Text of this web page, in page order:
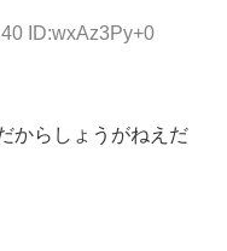
ID:wxAz3Py+0
からしょうがねえだ